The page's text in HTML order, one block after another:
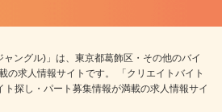
ャングル)」は、東京都葛飾区・その他のバイ
の求人情報サイトです。 「クリエイトバイト
探し・パート募集情報が満載の求人情報サイ